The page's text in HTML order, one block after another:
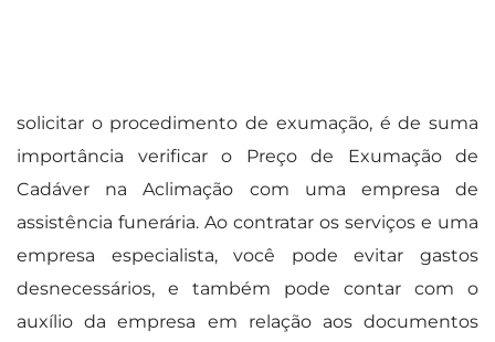
solicitar o procedimento de exumação, é de suma
importância verificar o Preço de Exumação de
Cadáver na Aclimação com uma empresa de
assistência funerária. Ao contratar os serviços e uma
empresa especialista, você pode evitar gastos
desnecessários, e também pode contar com o
auxílio da empresa em relação aos documentos